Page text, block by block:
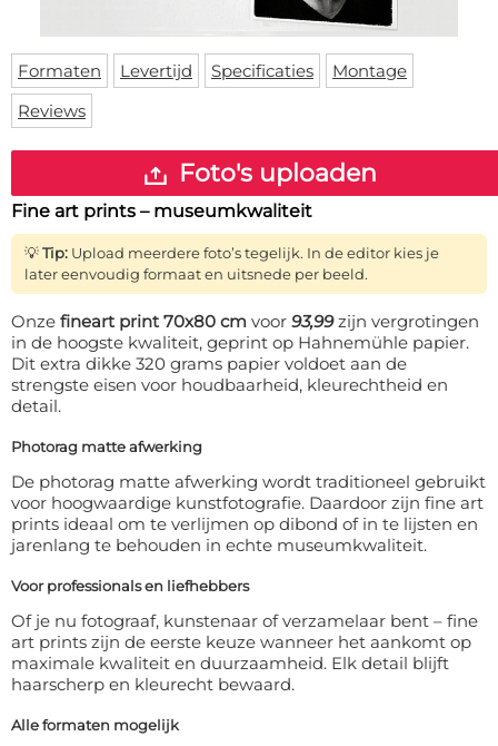
Vloermat
Skateboard deck
Levertijden
Inloggen
WhatsApp
Formaten Levertijd Specificaties
Montage
Reviews
Foto's uploaden
Fine art prints – museumkwaliteit
💡Tip: Upload meerdere foto’s tegelijk. In de editor kies je
later eenvoudig formaat en uitsnede per beeld.
Onze fineart print 70x80 cm voor 93,99zijn vergrotingen
in de hoogste kwaliteit, geprint op Hahnemühle papier.
Dit extra dikke 320 grams papier voldoet aan de
strengste eisen voor houdbaarheid, kleurechtheid en
detail.
Photorag matte afwerking
De photorag matte afwerking wordt traditioneel gebruikt
voor hoogwaardige kunstfotografie. Daardoor zijn fine art
prints ideaal om te verlijmen op dibond of in te lijsten en
jarenlang te behouden in echte museumkwaliteit.
Voor professionals en liefhebbers
Of je nu fotograaf, kunstenaar of verzamelaar bent – fine
art prints zijn de eerste keuze wanneer het aankomt op
maximale kwaliteit en duurzaamheid. Elk detail blijft
haarscherp en kleurecht bewaard.
Alle formaten mogelijk